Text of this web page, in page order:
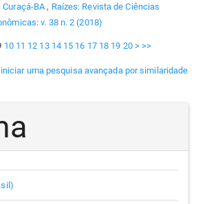
Curaçá-BA , Raízes: Revista de Ciências
v. 38 n. 2 (2018)
10 11 12 13 14 15 16 17 18 19 20 > >>
iniciar uma pesquisa avançada por similaridade